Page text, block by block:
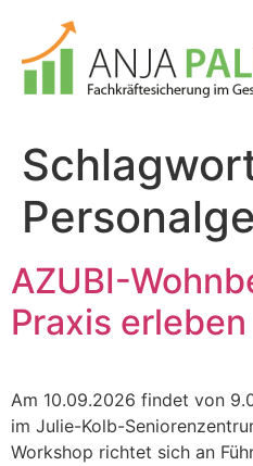
AZUBI-
Praxis erleben
Am 10.09.2026 findet von
im Julie-Kolb-
Workshop richtet sich an